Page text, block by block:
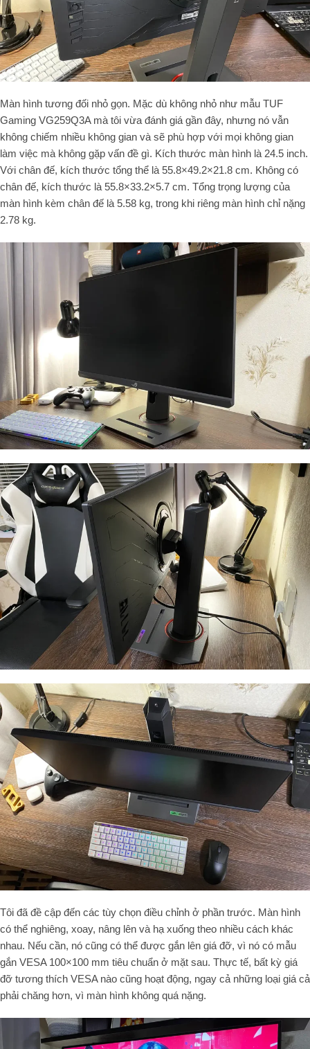
Màn hình tương đối nhỏ gọn. Mặc dù không nhỏ như mẫu TUF
Gaming VG259Q3A mà tôi vừa đánh giá gần đây, nhưng nó vẫn
không chiếm nhiều không gian và sẽ phù hợp với mọi không gian
làm việc mà không gặp vấn đề gì. Kích thước màn hình là 24.5 inch.
Với chân đế, kích thước tổng thể là 55.8×49.2×21.8 cm. Không có
chân đế, kích thước là 55.8×33.2×5.7 cm. Tổng trọng lượng của
màn hình kèm chân đế là 5.58 kg, trong khi riêng màn hình chỉ nặng
2.78 kg.
Tôi đã đề cập đến các tùy chọn điều chỉnh ở phần trước. Màn hình
có thể nghiêng, xoay, nâng lên và hạ xuống theo nhiều cách khác
nhau. Nếu cần, nó cũng có thể được gắn lên giá đỡ, vì nó có mẫu
gắn VESA 100×100 mm tiêu chuẩn ở mặt sau. Thực tế, bất kỳ giá
đỡ tương thích VESA nào cũng hoạt động, ngay cả những loại giá cả
phải chăng hơn, vì màn hình không quá nặng.